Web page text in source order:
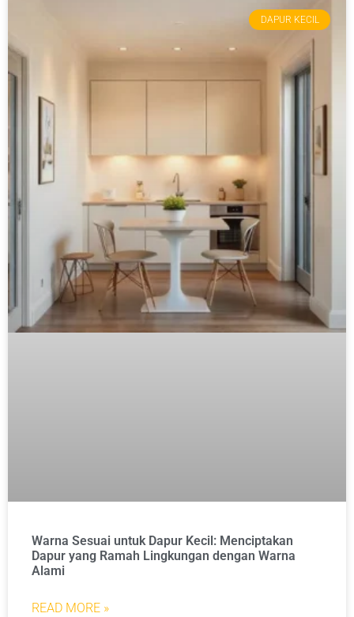
DAPUR KECIL
Warna Sesuai untuk Dapur Kecil: Menciptakan
Dapur yang Ramah Lingkungan dengan Warna
Alami
READ MORE »